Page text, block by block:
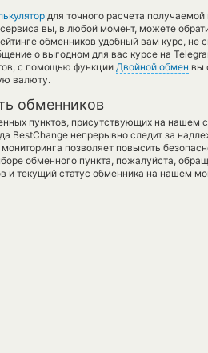
для точного расчета
вы, в любой момент, можете
обменников удобный вам курс, не
о выгодном для вас курсе на
с помощью функции Двойной обмен вы
валюту.
обменников
пунктов, присутствующих на нашем
BestChange непрерывно следит за
позволяет повысить
обменного пункта, пожалуйста,
и текущий статус обменника на нашем